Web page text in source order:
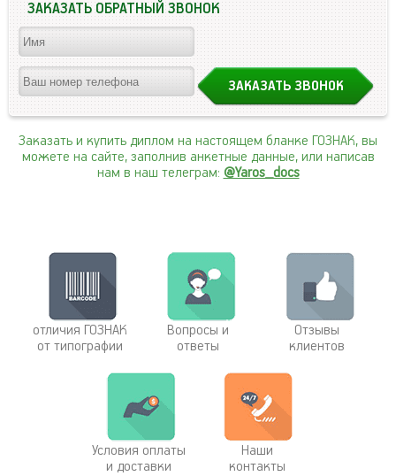
ЗАКАЗАТЬ ОБРАТНЫЙ ЗВОНОК
Заказать и купить диплом на настоящем бланке ГОЗНАК, вы
можете на сайте, заполнив анкетные данные, или написав
нам в наш телеграм: @Yaros_docs
отличия ГОЗНАК
от типографии
Вопросы и
ответы
Отзывы
клиентов
Условия оплаты
и доставки
Наши
контакты